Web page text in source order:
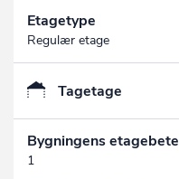
Etagetype
Regulær etage
Tagetage
Bygningens
1